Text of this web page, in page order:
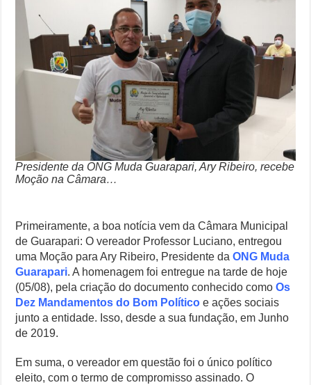
Controverso: IBS e CBS Dividem Empresários na Reforma
Como Resolver a Disputa Política do Republicanos Rumo a 2026
O Que Levou Quatro Trabalhadores à Morte em Obra Proibida no
Casa Branca Antes Distante, Camp David Agora no Centro do Poder
Guarapari
recebe
Moção
na
CMG
Presidente da ONG Muda Guarapari, Ary Ribeiro, recebe
Moção na Câmara…
Primeiramente, a boa notícia vem da Câmara Municipal
de Guarapari: O vereador Professor Luciano, entregou
uma Moção para Ary Ribeiro, Presidente daONG Muda
Guarapari. A homenagem foi entregue na tarde de hoje
(05/08), pela criação do documento conhecido comoOs
Dez Mandamentos do Bom Político e ações sociais
junto a entidade. Isso, desde a sua fundação, em Junho
de 2019.
Em suma, o vereador em questão foi o único político
eleito, com o termo de compromisso assinado. O